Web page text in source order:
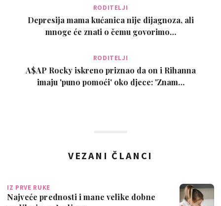
RODITELJI
Depresija mama kućanica nije dijagnoza, ali
mnoge će znati o čemu govorimo…
RODITELJI
A$AP Rocky iskreno priznao da on i Rihanna
imaju 'puno pomoći' oko djece: 'Znam…
VEZANI ČLANCI
IZ PRVE RUKE
Najveće prednosti i mane velike dobne